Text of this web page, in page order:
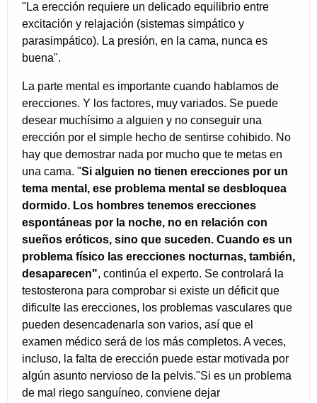
"La erección requiere un delicado equilibrio entre
excitación y relajación (sistemas simpático y
parasimpático). La presión, en la cama, nunca es
buena".
La parte mental es importante cuando hablamos de
erecciones. Y los factores, muy variados. Se puede
desear muchísimo a alguien y no conseguir una
erección por el simple hecho de sentirse cohibido. No
hay que demostrar nada por mucho que te metas en
una cama. "Si alguien no tienen erecciones por un
tema mental, ese problema mental se desbloquea
dormido. Los hombres tenemos erecciones
espontáneas por la noche, no en relación con
sueños eróticos, sino que suceden. Cuando es un
problema físico las erecciones nocturnas, también,
desaparecen", continúa el experto. Se controlará la
testosterona para comprobar si existe un déficit que
dificulte las erecciones, los problemas vasculares que
pueden desencadenarla son varios, así que el
examen médico será de los más completos. A veces,
incluso, la falta de erección puede estar motivada por
algún asunto nervioso de la pelvis."Si es un problema
de mal riego sanguíneo, conviene dejar